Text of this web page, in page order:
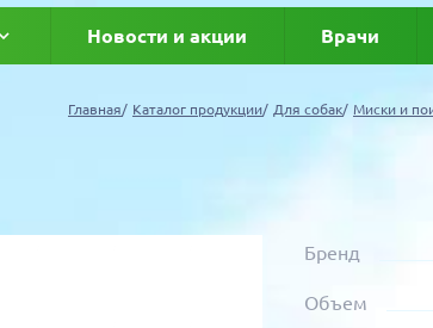
Новости и акции Врачи
Главная Каталог продукции Для собак Миски и
Бренд
Объем